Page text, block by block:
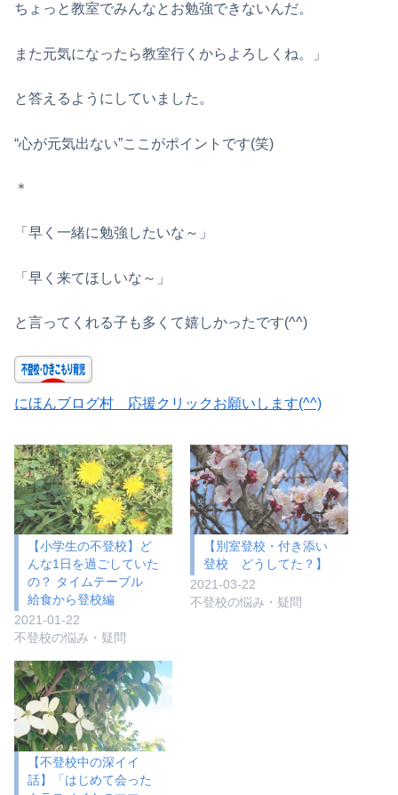
ちょっと教室でみんなとお勉強できないんだ。
また元気になったら教室行くからよろしくね。」
と答えるようにしていました。
“心が元気出ない”ここがポイントです(笑)
＊
「早く一緒に勉強したいな～」
「早く来てほしいな～」
と言ってくれる子も多くて嬉しかったです(^^)
にほんブログ村 応援クリックお願いします(^^)
【小学生の不登校】ど
んな1日を過ごしていた
の？ タイムテーブル
給食から登校編
2021-01-22
不登校の悩み・疑問
【別室登校・付き添い
登校 どうしてた？】
2021-03-22
不登校の悩み・疑問
【不登校中の深イイ
話】「はじめて会った